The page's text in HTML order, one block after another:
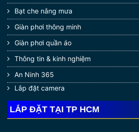
Bạt che nắng mưa
Giàn phơi thông minh
Giàn phơi quần áo
Thông tin & kinh nghiệm
An Ninh 365
Lắp đặt camera
LẮP ĐẶT TẠI TP HCM